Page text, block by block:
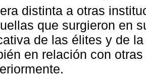
distinta a otras
que surgieron en
de las élites y de
en relación con